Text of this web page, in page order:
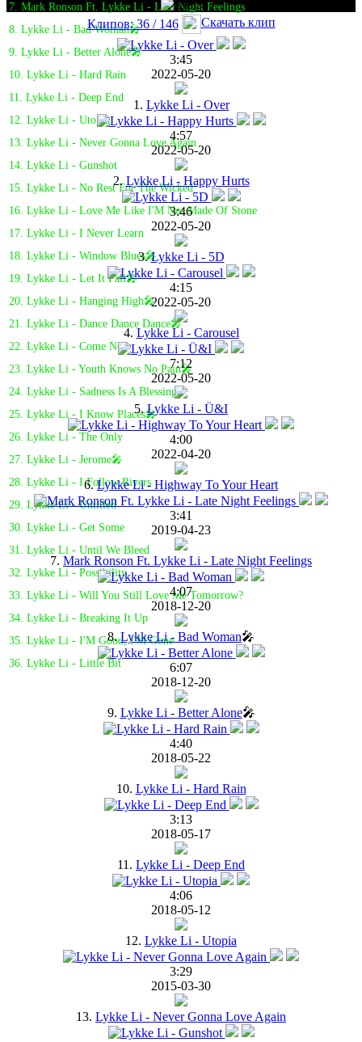
7. Mark Ronson Ft. Lykke Li - Late Night Feelings
8. Lykke Li - Bad Woman🎤
9. Lykke Li - Better Alone🎤
10. Lykke Li - Hard Rain
11. Lykke Li - Deep End
12. Lykke Li - Utopia
13. Lykke Li - Never Gonna Love Again
14. Lykke Li - Gunshot
15. Lykke Li - No Rest For The Wicked
16. Lykke Li - Love Me Like I'M Not Made Of Stone
17. Lykke Li - I Never Learn
18. Lykke Li - Window Blues🎤
19. Lykke Li - Let It Fall🎤
20. Lykke Li - Hanging High🎤
21. Lykke Li - Dance Dance Dance🎤
22. Lykke Li - Come Near
23. Lykke Li - Youth Knows No Pain🎤
24. Lykke Li - Sadness Is A Blessing
25. Lykke Li - I Know Places🎤
26. Lykke Li - The Only
27. Lykke Li - Jerome🎤
28. Lykke Li - I Follow Rivers
29. Lykke Li - Untitled
30. Lykke Li - Get Some
31. Lykke Li - Until We Bleed
32. Lykke Li - Possibility
33. Lykke Li - Will You Still Love Me Tomorrow?
34. Lykke Li - Breaking It Up
35. Lykke Li - I'M Good, I'M Gone
36. Lykke Li - Little Bit
Клипов: 36 / 146 Скачать клип
3:45
2022-05-20
1. Lykke Li - Over
4:57
2022-05-20
2.Lykke Li - Happy Hurts
3:46
2022-05-20
3.Lykke Li - 5D
4:15
2022-05-20
4. Lykke Li - Carousel
7:12
2022-05-20
5.Lykke Li - Ü&I
4:00
2022-04-20
6.Lykke Li - Highway To Your Heart
3:41
2019-04-23
7. Mark Ronson Ft. Lykke Li - Late Night Feelings
4:07
2018-12-20
8.Lykke Li - Bad Woman🎤
6:07
2018-12-20
9. Lykke Li - Better Alone🎤
4:40
2018-05-22
10. Lykke Li - Hard Rain
3:13
2018-05-17
11. Lykke Li - Deep End
4:06
2018-05-12
12. Lykke Li - Utopia
3:29
2015-03-30
13. Lykke Li - Never Gonna Love Again